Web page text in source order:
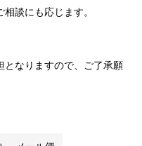
談にも応じます。
となりますので、ご了承願